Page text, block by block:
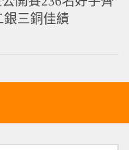
銀三銅佳績